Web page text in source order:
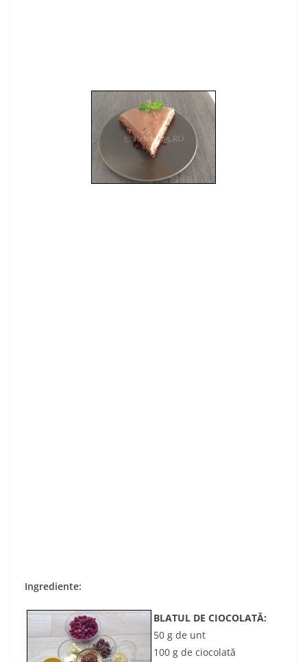
Ingrediente:
BLATUL DE CIOCOLATĂ:
50 g de unt
100 g de ciocolată